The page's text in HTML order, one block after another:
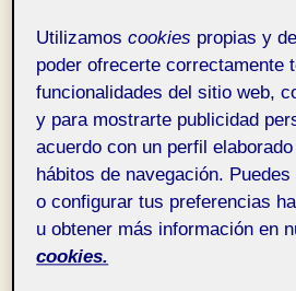
Se ha mantenido el estilo y
diferentes cuerpos
físico de la revista.
Su estructura se basa en el
se divide en tres partes,
body para contenido y
Su navegación será intuitiva,
Utilizamoscookies propias y
poder ofrecerte correctamente
funcionalidades del sitio web,
y para mostrarte publicidad
acuerdo con un perfil
hábitos de navegación.
o configurar tus preferencias
u obtener más información en
cookies.